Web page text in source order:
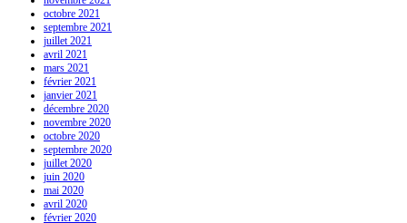
octobre 2021
septembre 2021
juillet 2021
avril 2021
mars 2021
février 2021
janvier 2021
décembre 2020
novembre 2020
octobre 2020
septembre 2020
juillet 2020
juin 2020
mai 2020
avril 2020
février 2020